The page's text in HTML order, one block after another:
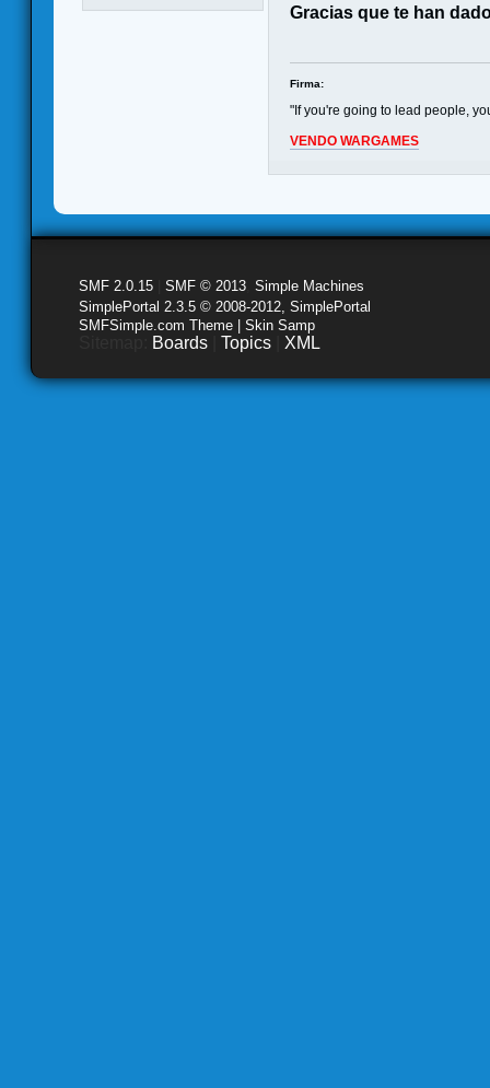
Gracias que te han
Firma:
"If you're going to lead people,
VENDO WARGAMES
SMF 2.0.15 SMF © 2013 Simple Machines
SimplePortal 2.3.5 © 2008-2012, SimplePortal
SMFSimple.com Theme | Skin Samp
Boards Topics XML